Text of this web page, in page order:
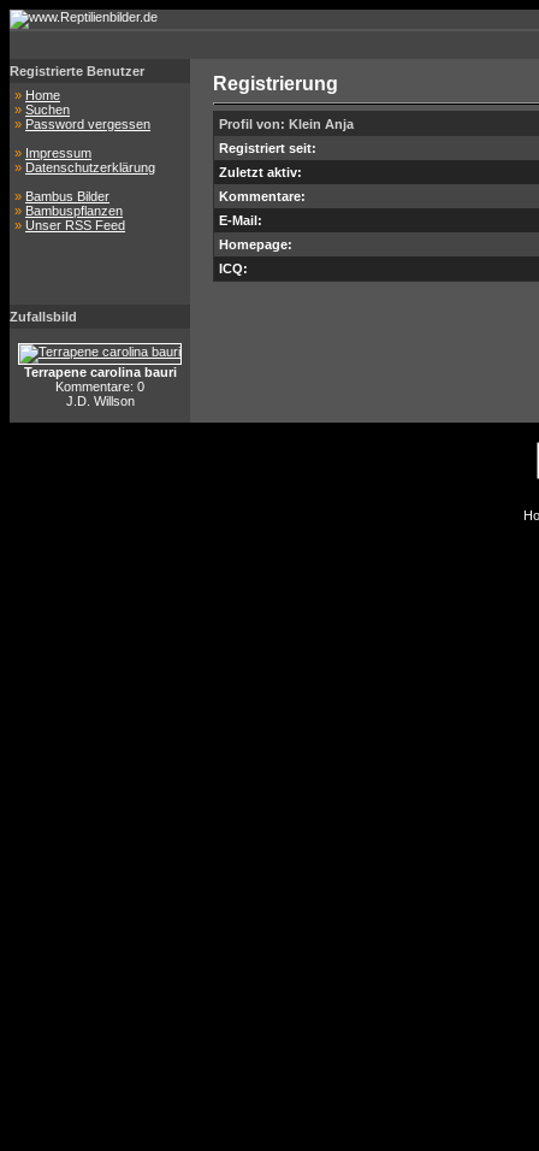
Registrierte Benutzer
» Home
» Suchen
» Password vergessen
» Impressum
» Datenschutzerklärung
» Bambus Bilder
» Bambuspflanzen
» Unser RSS Feed
Zufallsbild
Terrapene carolina bauri
Kommentare: 0
J.D. Willson
Registrierung
Profil von: Klein Anja
Registriert seit:
Zuletzt aktiv:
Kommentare:
E-Mail:
Homepage:
ICQ: